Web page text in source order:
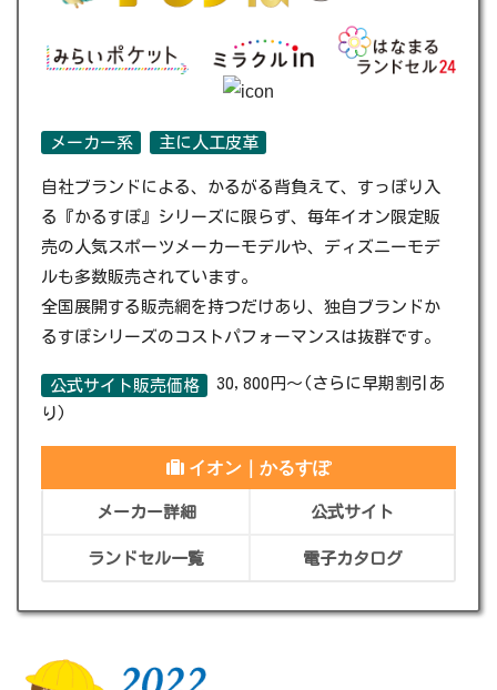
メーカー系 主に人工皮革
自社ブランドによる、かるがる背負えて、すっぽり入
る『かるすぽ』シリーズに限らず、毎年イオン限定販
売の人気スポーツメーカーモデルや、ディズニーモデ
ルも多数販売されています。
全国展開する販売網を持つだけあり、独自ブランドか
るすぽシリーズのコストパフォーマンスは抜群です。
公式サイト販売価格
30,800円～(さらに早期割引あ
り)
イオン｜かるすぽ
メーカー詳細 公式サイト
ランドセル一覧 電子カタログ